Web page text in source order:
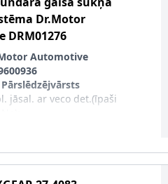
Dr.Motor
DRM01276
Automotive
Pārslēdzējvārsts
jāsal. ar veco det.(īpaši